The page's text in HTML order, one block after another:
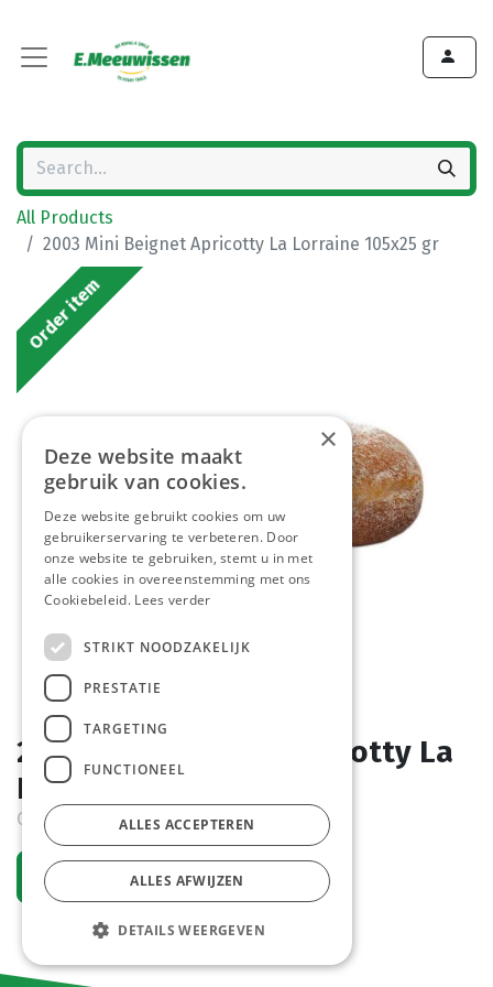
All Products
2003 Mini Beignet Apricotty La Lorraine 105x25 gr
Order item
2003 Mini Beignet Apricotty La
Lorraine 105x25 gr
Order item
Request an account
×
Deze website maakt
gebruik van cookies.
Deze website gebruikt cookies om uw
gebruikerservaring te verbeteren. Door
onze website te gebruiken, stemt u in met
alle cookies in overeenstemming met ons
Cookiebeleid. Lees verder
STRIKT NOODZAKELIJK
PRESTATIE
TARGETING
FUNCTIONEEL
ALLES ACCEPTEREN
ALLES AFWIJZEN
DETAILS WEERGEVEN